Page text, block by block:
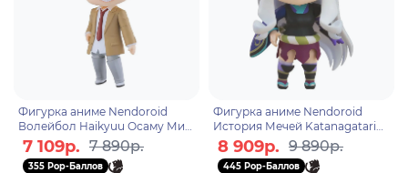
Фигурка аниме Nendoroid
Волейбол Haikyuu Осаму Мия
Osamu Miya School Uniform
Ver 10см 00715
7 109р. 7 890р.
355 Pop-Баллов
Фигурка аниме Nendoroid
История Мечей Katanagatari
Тогамэ Togame 10см 01873
8 909р. 9 890р.
445 Pop-Баллов